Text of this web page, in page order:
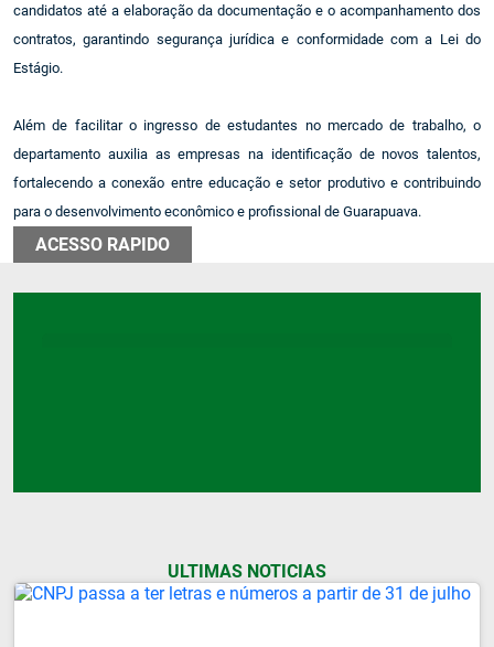
candidatos até a elaboração da documentação e o acompanhamento dos
contratos, garantindo segurança jurídica e conformidade com a Lei do
Estágio.
Além de facilitar o ingresso de estudantes no mercado de trabalho, o
departamento auxilia as empresas na identificação de novos talentos,
fortalecendo a conexão entre educação e setor produtivo e contribuindo
para o desenvolvimento econômico e profissional de Guarapuava.
ACESSO RAPIDO
ULTIMAS NOTICIAS